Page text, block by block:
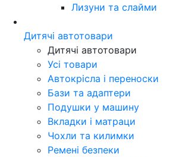
Лизуни та слайми
Дитячі автотовари
Дитячі автотовари
Усі товари
Автокрісла і переноски
Бази та адаптери
Подушки у машину
Вкладки і матраци
Чохли та килимки
Ремені безпеки